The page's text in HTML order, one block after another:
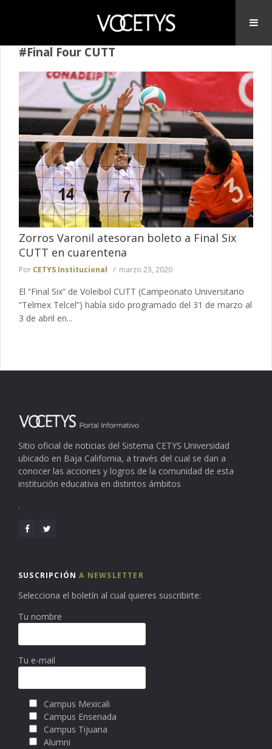
#Final Four CUTT
Zorros Varonil atesoran boleto a Final Six
CUTT en cuarentena
Por CETYS Institucional marzo 23, 2020
El “Final Six” de Voleibol CUTT (Campeonato Universitario
“Telmex Telcel”) había sido programado del 31 de marzo al
3 de abril en...
Sitio oficial de noticias del Sistema CETYS Universidad
ubicado en Baja California, a través del cual se dan a
conocer las acciones y logros de la comunidad de esta
institución educativa en distintos ámbitos
.
SUSCRIPCIÓNA NEWSLETTER
Selecciona el boletín al cual quieres suscribirte:
Tu nombre
Tu e-mail
Campus Mexicali
Campus Ensenada
Campus Tijuana
Alumni